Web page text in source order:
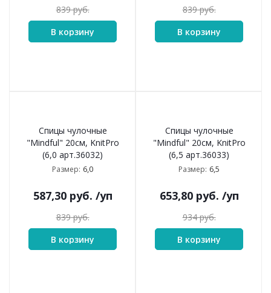
839руб.
В корзину
839руб.
В корзину
Спицы чулочные
"Mindful" 20см, KnitPro
(6,0 арт.36032)
Размер: 6,0
587,30руб. /уп
839руб.
В корзину
Спицы чулочные
"Mindful" 20см, KnitPro
(6,5 арт.36033)
Размер: 6,5
653,80руб. /уп
934руб.
В корзину